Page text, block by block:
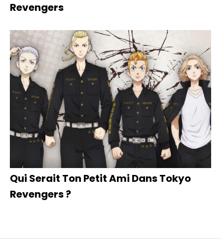
Revengers
Qui Serait Ton Petit Ami Dans Tokyo
Revengers ?